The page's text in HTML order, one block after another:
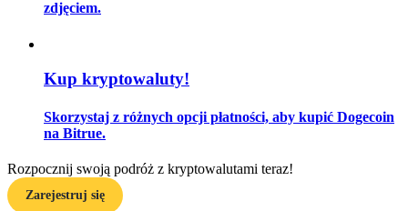
Analiza Big Data, w tym informacje handlowe itp.
zdjęciem.
Kup kryptowaluty!
Skorzystaj z różnych opcji płatności, aby kupić Dogecoin
na Bitrue.
Rozpocznij swoją podróż z kryptowalutami teraz!
Zarejestruj się